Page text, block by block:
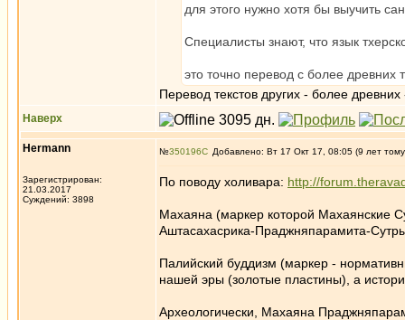
для этого нужно хотя бы выучить
Специалисты знают, что язык
это точно перевод с более древних
Перевод текстов других - более
Наверх
Hermann
Зарегистрирован:
21.03.2017
Суждений: 3898
№350196 Добавлено: Вт 17 Окт 17, 08:05 (9 лет
По поводу холивара: http://
Махаяна (маркер которой Махаянские
Аштасахасрика-Праджняпарамита-
Палийский буддизм (маркер -
нашей эры (золотые пластины), а
Археологически, Махаяна